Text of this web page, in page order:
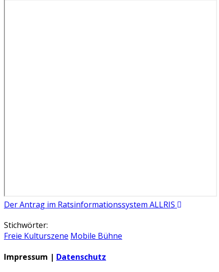
Der Antrag im Ratsinformationssystem ALLRIS
Stichwörter:
Freie Kulturszene Mobile Bühne
Impressum | Datenschutz